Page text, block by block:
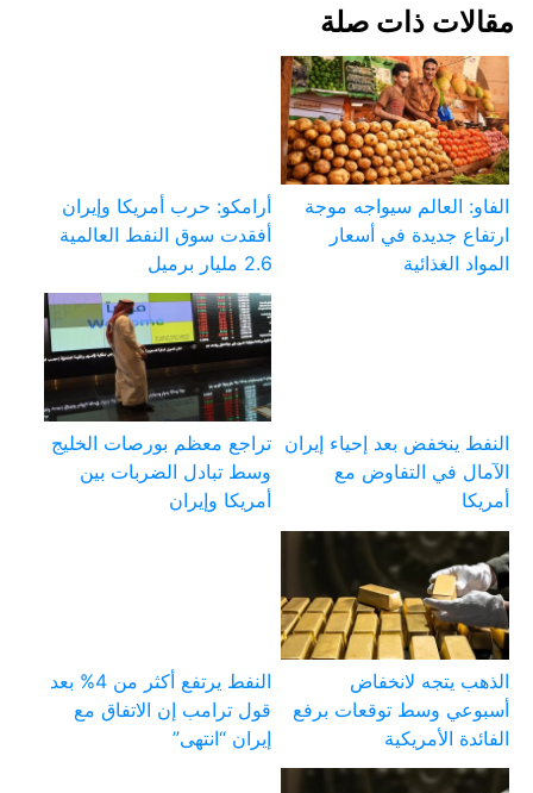
مقالات ذات صلة
الفاو: العالم سيواجه موجة
ارتفاع جديدة في أسعار
المواد الغذائية
أرامكو: حرب أمريكا وإيران
أفقدت سوق النفط العالمية
2.6 مليار برميل
النفط ينخفض بعد إحياء إيران
الآمال في التفاوض مع
أمريكا
تراجع معظم بورصات الخليج
وسط تبادل الضربات بين
أمريكا وإيران
الذهب يتجه لانخفاض
أسبوعي وسط توقعات برفع
الفائدة الأمريكية
النفط يرتفع أكثر من 4% بعد
قول ترامب إن الاتفاق مع
إيران “انتهى”